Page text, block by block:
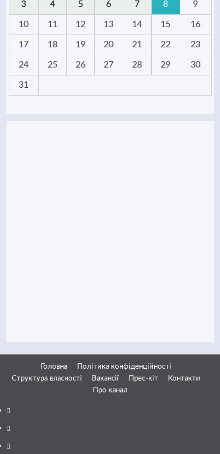
3 4 5 6 7 8 9
10 11 12 13 14 15 16
17 18 19 20 21 22 23
24 25 26 27 28 29 30
31
Головна
Політика конфіденційності
Структура власності
Вакансії Прес-кіт
Контакти
Про канал
Facebook
YouTube
Telegram